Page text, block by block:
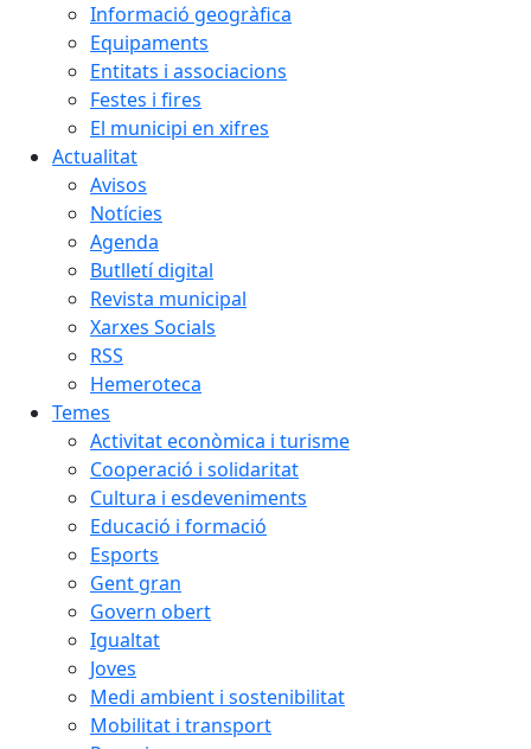
Informació geogràfica
Equipaments
Entitats i associacions
Festes i fires
El municipi en xifres
Actualitat
Avisos
Notícies
Agenda
Butlletí digital
Revista municipal
Xarxes Socials
RSS
Hemeroteca
Temes
Activitat econòmica i turisme
Cooperació i solidaritat
Cultura i esdeveniments
Educació i formació
Esports
Gent gran
Govern obert
Igualtat
Joves
Medi ambient i sostenibilitat
Mobilitat i transport